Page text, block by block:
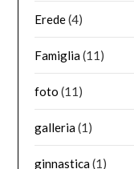
Erede(4)
Famiglia(11)
foto (11)
galleria(1)
ginnastica(1)